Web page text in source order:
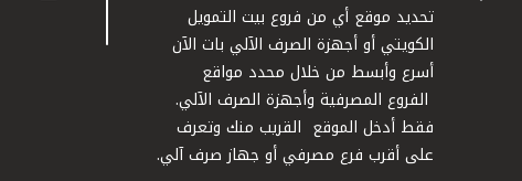
تحديد موقع أي من فروع بيت التمويل
الكويتي أو أجهزة الصرف الآلي بات الآن
أسرع وأبسط من خلال محدد مواقع
الفروع المصرفية وأجهزة الصرف الآلي.
فقط أدخل الموقع القريب منك وتعرف
على أقرب فرع مصرفي أو جهاز صرف آلي.